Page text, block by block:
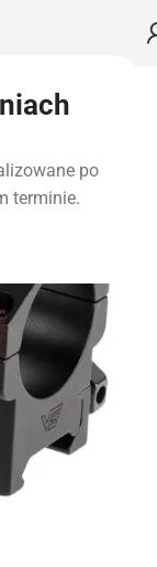
po
terminie.